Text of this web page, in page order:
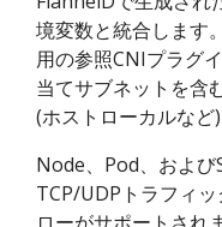
境変数と統合します
用の参照CNIプラグ
当てサブネットを含
(ホストローカルなど)
Node、Pod、および
TCP/UDPトラフィ